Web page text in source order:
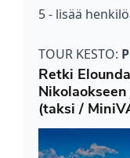
5 - lisää
TOUR KESTO:
Retki
(taksi /